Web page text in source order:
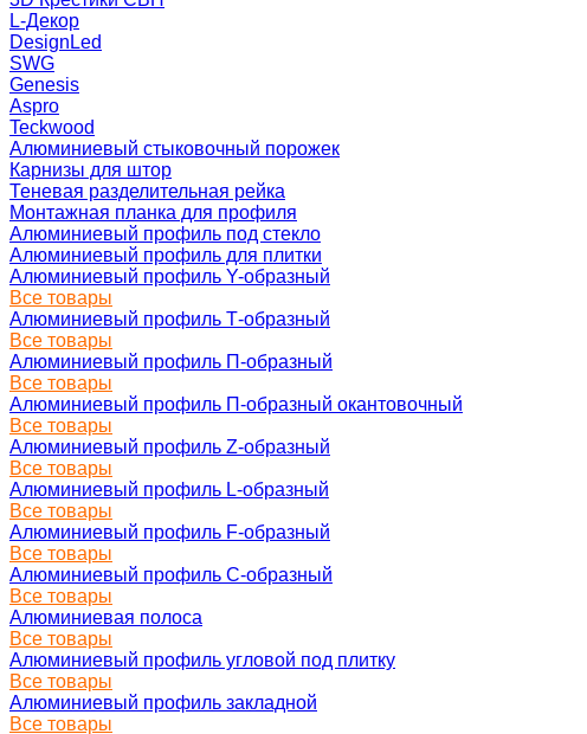
L-Декор
DesignLed
SWG
Genesis
Aspro
Teckwood
Алюминиевый стыковочный порожек
Карнизы для штор
Теневая разделительная рейка
Монтажная планка для профиля
Алюминиевый профиль под стекло
Алюминиевый профиль для плитки
Алюминиевый профиль Y-образный
Все товары
Алюминиевый профиль Т-образный
Все товары
Алюминиевый профиль П-образный
Все товары
Алюминиевый профиль П-образный окантовочный
Все товары
Алюминиевый профиль Z-образный
Все товары
Алюминиевый профиль L-образный
Все товары
Алюминиевый профиль F-образный
Все товары
Алюминиевый профиль C-образный
Все товары
Алюминиевая полоса
Все товары
Алюминиевый профиль угловой под плитку
Все товары
Алюминиевый профиль закладной
Все товары